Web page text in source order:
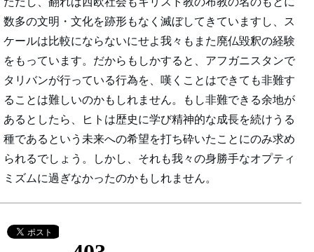
数多の文明・文化を跡形もなく滅ぼしてきていますし、ス
ケールは比較にならないにせよ我々もまた廃仏毀釈の経験
をもっています。だからもしかすると、アフガニスタンで
タリバンが行っている行為を、嘆くことはできても非難す
ることは難しいのかもしれません。もし非難できる余地が
あるとしたら、ヒトは歴史に学び精神的な成長を続けうる
種であるという未来への希望を打ち砕いたことにのみ求め
られるでしょう。しかし、それも我々の身勝手なオプティ
ミズムに過ぎなかったのかもしれません。